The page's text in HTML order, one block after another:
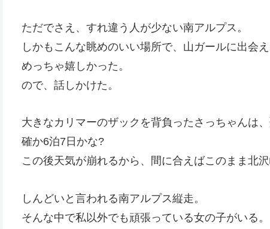
ただでさえ、すれ違う人が少ない南アルプス。
しかもこんな眺めのいい場所で、山ガールに出会え
めっちゃ嬉しかった。
ので、話しかけた。
大きなカリマーのザックを背負ったさっちゃんは
確か6泊7日かな?
この後天気が崩れるから、間に合えばこのまま北
しんどいと言われる南アルプス縦走。
そんな中で私以外でも頑張っている女の子がいる。